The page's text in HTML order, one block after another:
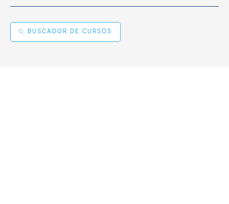
BUSCADOR DE CURSOS